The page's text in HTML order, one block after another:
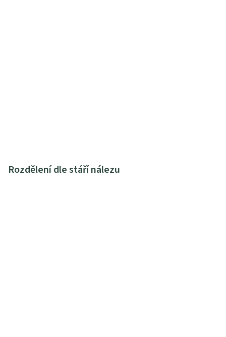
Rozdělení dle stáří nálezu